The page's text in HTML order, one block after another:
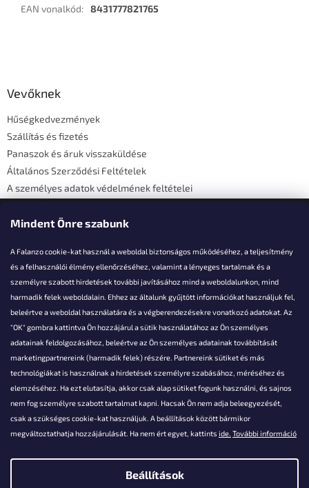
Mindent Önre szabunk
A Falanzo cookie-kat használ a weboldal biztonságos működéséhez, a teljesítmény
és a felhasználói élmény ellenőrzéséhez, valamint a lényeges tartalmak és a
személyre szabott hirdetések további javításához mind a weboldalunkon, mind
harmadik felek weboldalain. Ehhez az általunk gyűjtött információkat használjuk fel,
beleértve a weboldal használatára és a végberendezésekre vonatkozó adatokat. Az
"OK" gombra kattintva Ön hozzájárul a sütik használatához az Ön személyes
adatainak feldolgozásához, beleértve az Ön személyes adatainak továbbítását
marketingpartnereink (harmadik felek) részére. Partnereink sütiket és más
technológiákat is használnak a hirdetések személyre szabásához, méréséhez és
elemzéséhez. Ha ezt elutasítja, akkor csak alap sütiket fogunk használni, és sajnos
nem fog személyre szabott tartalmat kapni. Hacsak Ön nem adja beleegyezését,
csak a szükséges cookie-kat használjuk. A beállítások között bármikor
megváltoztathatja hozzájárulását. Ha nem ért egyet, kattints ide. További információ
Beállítások
EAN vonalkód: 8431777821765
Vevőknek
Hűségkedvezmények
Szállítás és fizetés
Panaszok és áruk visszaküldése
Általános Szerződési Feltételek
A személyes adatok védelmének feltételei
Elérhetőségi adatok
Akarsz kérdezni valamit?
info@falanzo.hu